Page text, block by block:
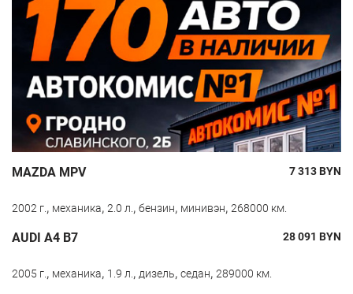
MAZDA MPV 7 313BYN
2002 г., механика, 2.0 л., бензин, минивэн, 268000 км.
AUDI A4 B7 28 091 BYN
2005 г., механика, 1.9 л., дизель, седан, 289000 км.